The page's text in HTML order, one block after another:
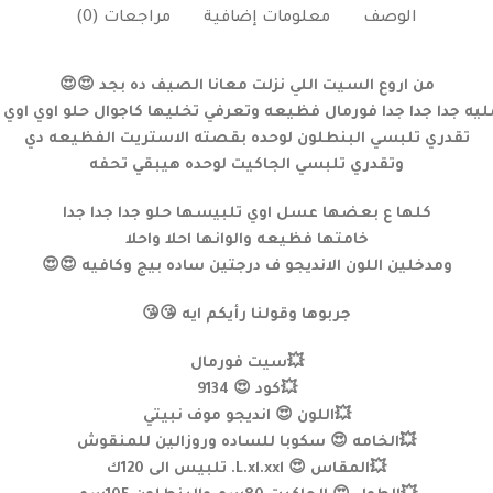
الوصف معلومات إضافية مراجعات (0)
من اروع السيت اللي نزلت معانا الصيف ده بجد 😍😍
جدا جدا جدا فورمال فظيعه وتعرفي تخليها كاجوال حلو اوي
تقدري تلبسي البنطلون لوحده بقصته الاستريت الفظيعه دي
وتقدري تلبسي الجاكيت لوحده هيبقي تحفه
كلها ع بعضها عسل اوي تلبيسها حلو جدا جدا جدا
خامتها فظيعه والوانها احلا واحلا
ومدخلين اللون الانديجو ف درجتين ساده بيج وكافيه 😍😍
جربوها وقولنا رأيكم ايه 😘😘
💥سيت فورمال
💥كود 😍 9134
💥اللون 😍 انديجو موف نبيتي
💥الخامه 😍 سكوبا للساده وروزالين للمنقوش
💥المقاس 😍 L.xl.xxl. تلبيس الى 120ك